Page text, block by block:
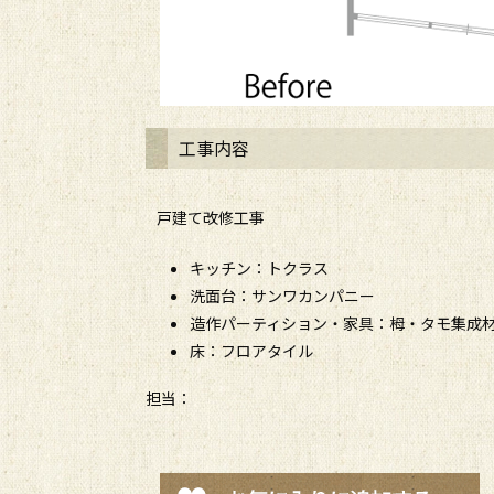
工事内容
戸建て改修工事
キッチン：トクラス
洗面台：サンワカンパニー
造作パーティション・家具：栂・タモ集成
床：フロアタイル
担当：